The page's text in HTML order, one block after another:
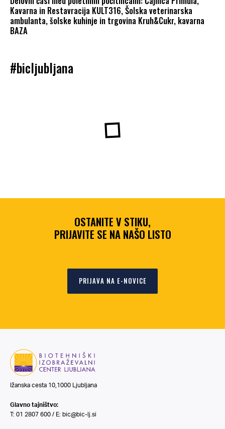
Kavarna in Restavracija KULT316, Šolska veterinarska
ambulanta, šolske kuhinje in trgovina Kruh&Cukr, kavarna
BAZA
#bicljubljana
OSTANITE V STIKU,
PRIJAVITE SE NA NAŠO LISTO
PRIJAVA NA E-NOVICE
Ižanska cesta 10,1000 Ljubljana
Glavno tajništvo:
T: 01 2807 600 / E: bic@bic-lj.si